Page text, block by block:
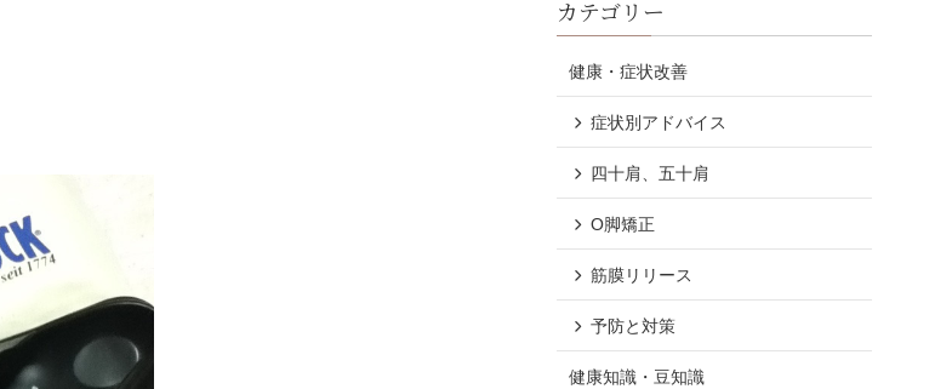
カテゴリー
健康・症状改善
症状別アドバイス
四十肩、五十肩
O脚矯正
筋膜リリース
予防と対策
健康知識・豆知識